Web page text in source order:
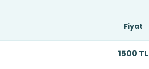
Fiyat
1500 TL